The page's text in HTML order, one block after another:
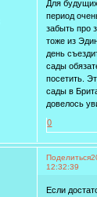
Для
период
забыть про
тоже из
день
сады
посетить.
сады в
довелось
0
Поделиться
12:32:39
Если